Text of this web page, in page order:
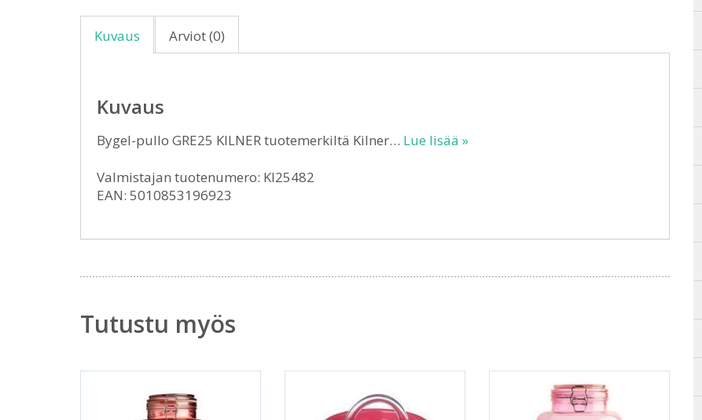
Kuvaus Arviot (0)
Kuvaus
Bygel-pullo GRE25 KILNER tuotemerkiltä Kilner… Lue lisää »
Valmistajan tuotenumero: KI25482
EAN: 5010853196923
Tutustu myös